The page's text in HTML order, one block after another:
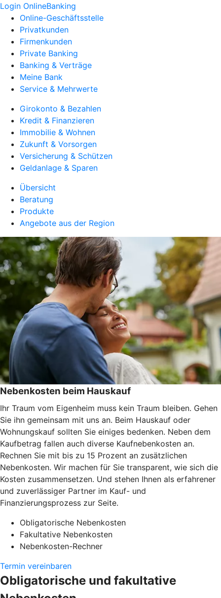
Login OnlineBanking
Online-Geschäftsstelle
Privatkunden
Firmenkunden
Private Banking
Banking & Verträge
Meine Bank
Service & Mehrwerte
Girokonto & Bezahlen
Kredit & Finanzieren
Immobilie & Wohnen
Zukunft & Vorsorgen
Versicherung & Schützen
Geldanlage & Sparen
Übersicht
Beratung
Produkte
Angebote aus der Region
Nebenkosten beim Hauskauf
Ihr Traum vom Eigenheim muss kein Traum bleiben. Gehen
Sie ihn gemeinsam mit uns an. Beim Hauskauf oder
Wohnungskauf sollten Sie einiges bedenken. Neben dem
Kaufbetrag fallen auch diverse Kaufnebenkosten an.
Rechnen Sie mit bis zu 15 Prozent an zusätzlichen
Nebenkosten. Wir machen für Sie transparent, wie sich die
Kosten zusammensetzen. Und stehen Ihnen als erfahrener
und zuverlässiger Partner im Kauf- und
Finanzierungsprozess zur Seite.
Obligatorische Nebenkosten
Fakultative Nebenkosten
Nebenkosten-Rechner
Termin vereinbaren
Obligatorische und fakultative